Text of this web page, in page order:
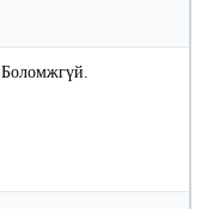
Боломжгүй.